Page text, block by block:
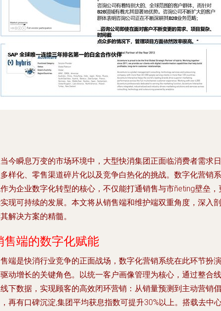
今瞬息万变的市场环境中，大型快消集团正面临消费者需求日
样化、零售渠道碎片化以及竞争白热化的挑战。数字化营销系
为企业数字化转型的核心，不仅能打通销售与市ñeting壁垒，
现可持续的发展。本文将从销售端和维护端双重角度，深入剖
解决方案的精髓。
售端的数字化赋能
端是快消行业竞争的正面战场，数字化营销系统在此环节扮演
动增长的关键角色。以统一客户画像管理为核心，通过整合线
下数据，实现顾客的高效闭环营销：从销量预测到主动营销倡
再有口碑沉淀,集团平均获息指数可提升30%以上。搭载去中